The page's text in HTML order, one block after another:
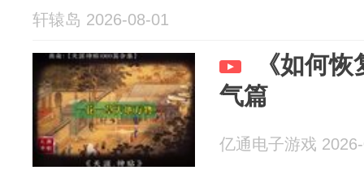
轩辕岛 2026-08-01
《如何
气篇
亿通电子游戏